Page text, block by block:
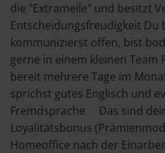
die "Extrameile" und besitzt
Entscheidungsfreudigkeit Du
kommunizierst offen, bist
gerne in einem kleinen Team
bereit mehrere Tage im
sprichst gutes Englisch und
Fremdsprache Das sind
Loyalitätsbonus
Homeoffice nach der